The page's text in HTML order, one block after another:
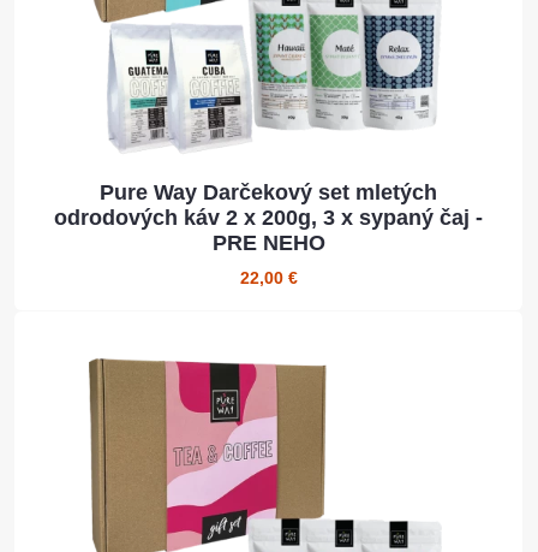
Pure Way Darčekový set mletých
odrodových káv 2 x 200g, 3 x sypaný čaj -
PRE NEHO
22,00 €